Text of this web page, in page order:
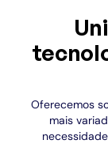
Oferecemos
mais